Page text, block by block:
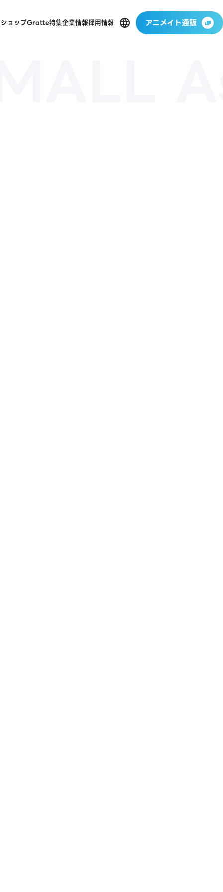
ョップGratte特集企業情報採用情報 アニメイト通販